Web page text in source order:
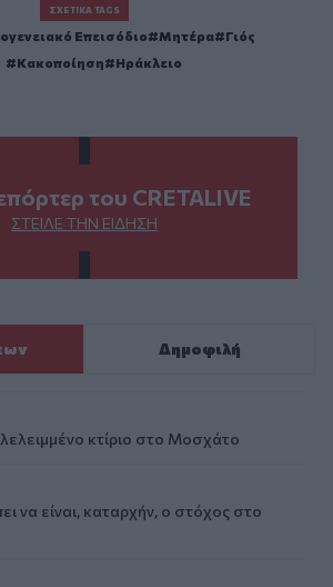
ΣΧΕΤΙΚΆ TAGS
Επεισόδιο Μητέρα
Γιός
Κακοποίηση
Ηράκλειο
του CRETALIVE
ΣΤΕΊΛΕ ΤΗΝ ΕΊΔΗΣΗ
Δημοφιλή
κτίριο στο Μοσχάτο
να είναι, καταρχήν, ο στόχος στο